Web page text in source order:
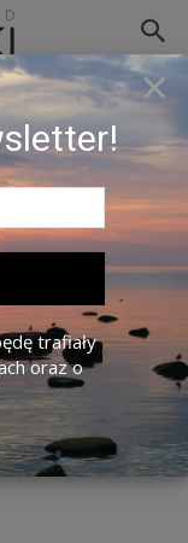
z rodziną. Zdj. Dobrowolska.lt.
prawa
poważnie
×
trafiały
oraz o